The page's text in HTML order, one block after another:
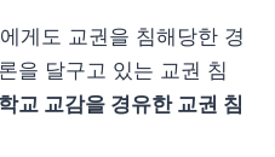
게도 교권을 침해당한 경
을 달구고 있는 교권 침
학교 교감을 경유한 교권 침